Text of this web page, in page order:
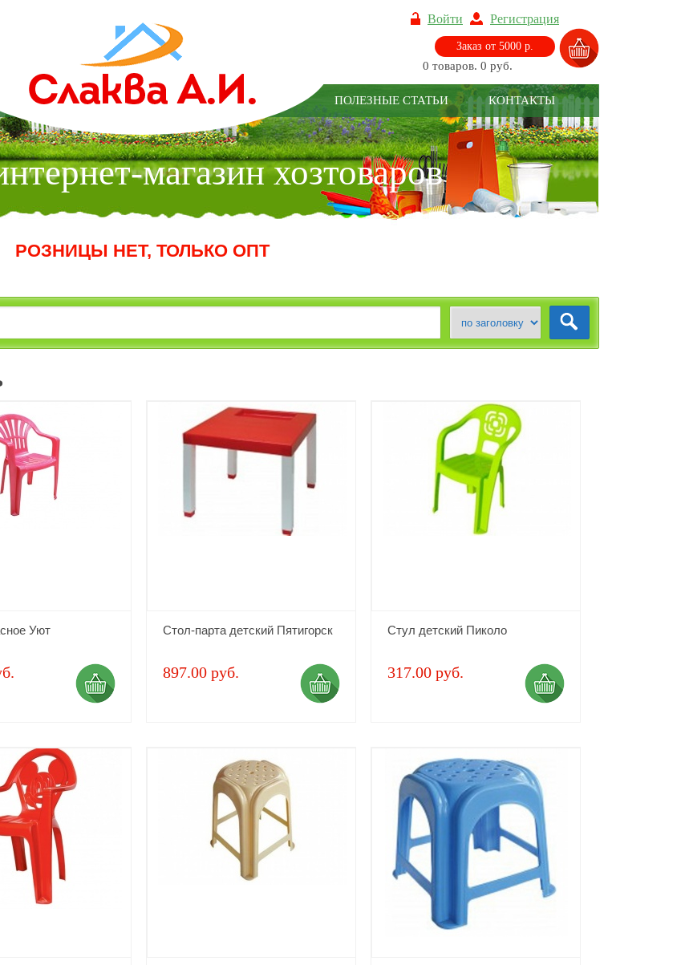
Войти Регистрация
Заказ от 5000 р.
0 товаров. 0 руб.
магазин хозтоваров
МАГАЗИН ПОЛЕЗНЫЕ СТАТЬИ КОНТАКТЫ
РОЗНИЦЫ НЕТ, ТОЛЬКО ОПТ
Уют Стол-парта детский Пятигорск
897.00 руб.
Стул детский Пиколо
317.00 руб.